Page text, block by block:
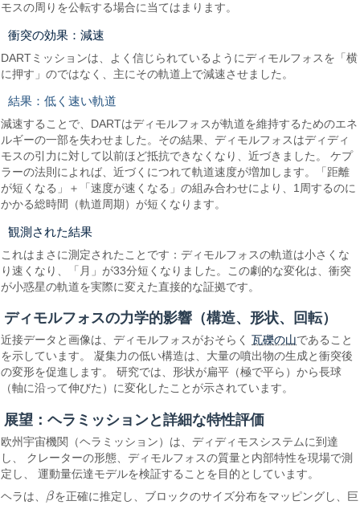
モスの周りを公転する場合に当てはまります。
衝突の効果：減速
DARTミッションは、よく信じられているようにディモルフォスを「横
に押す」のではなく、主にその軌道上で減速させました。
結果：低く速い軌道
減速することで、DARTはディモルフォスが軌道を維持するためのエネ
ルギーの一部を失わせました。その結果、ディモルフォスはディディ
モスの引力に対して以前ほど抵抗できなくなり、近づきました。 ケプ
ラーの法則によれば、近づくにつれて軌道速度が増加します。「距離
が短くなる」＋「速度が速くなる」の組み合わせにより、1周するのに
かかる総時間（軌道周期）が短くなります。
観測された結果
これはまさに測定されたことです：ディモルフォスの軌道は小さくな
り速くなり、「月」が33分短くなりました。この劇的な変化は、衝突
が小惑星の軌道を実際に変えた直接的な証拠です。
ディモルフォスの力学的影響（構造、形状、回転）
近接データと画像は、ディモルフォスがおそらく瓦礫の山であること
を示しています。 凝集力の低い構造は、大量の噴出物の生成と衝突後
の変形を促進します。 研究では、形状が扁平（極で平ら）から長球
（軸に沿って伸びた）に変化したことが示されています。
展望：ヘラミッションと詳細な特性評価
欧州宇宙機関（ヘラミッション）は、ディディモスシステムに到達
し、 クレーターの形態、ディモルフォスの質量と内部特性を現場で測
定し、 運動量伝達モデルを検証することを目的としています。
ヘラは、 β
β を正確に推定し、ブロックのサイズ分布をマッピングし、巨